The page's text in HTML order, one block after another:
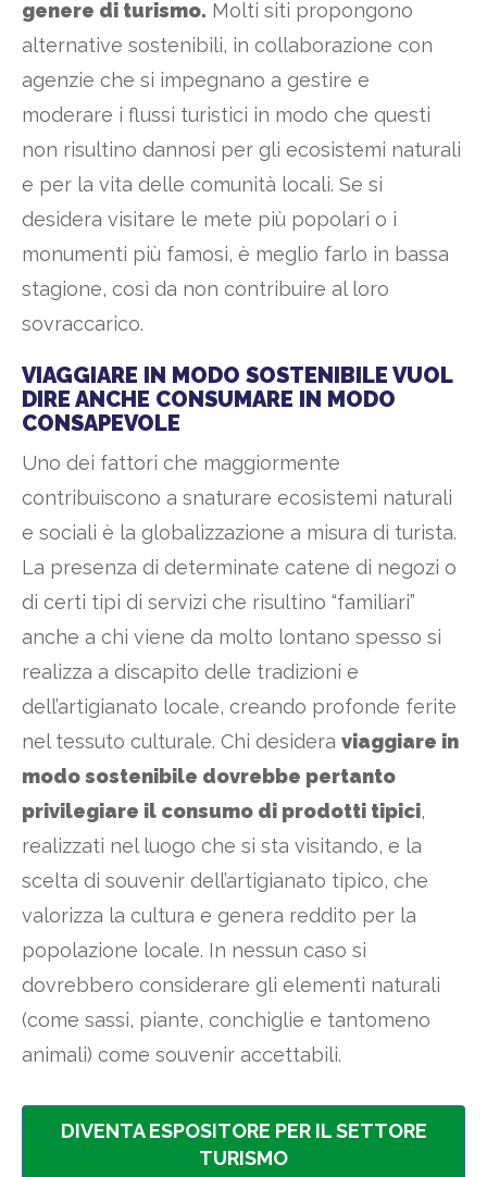
genere di turismo. Molti siti propongono
alternative sostenibili, in collaborazione con
agenzie che si impegnano a gestire e
moderare i flussi turistici in modo che questi
non risultino dannosi per gli ecosistemi naturali
e per la vita delle comunità locali. Se si
desidera visitare le mete più popolari o i
monumenti più famosi, è meglio farlo in bassa
stagione, così da non contribuire al loro
sovraccarico.
VIAGGIARE IN MODO SOSTENIBILE VUOL
DIRE ANCHE CONSUMARE IN MODO
CONSAPEVOLE
Uno dei fattori che maggiormente
contribuiscono a snaturare ecosistemi naturali
e sociali è la globalizzazione a misura di turista.
La presenza di determinate catene di negozi o
di certi tipi di servizi che risultino “familiari”
anche a chi viene da molto lontano spesso si
realizza a discapito delle tradizioni e
dell’artigianato locale, creando profonde ferite
nel tessuto culturale. Chi desidera viaggiare in
modo sostenibile dovrebbe pertanto
privilegiare il consumo di prodotti tipici,
realizzati nel luogo che si sta visitando, e la
scelta di souvenir dell’artigianato tipico, che
valorizza la cultura e genera reddito per la
popolazione locale. In nessun caso si
dovrebbero considerare gli elementi naturali
(come sassi, piante, conchiglie e tantomeno
animali) come souvenir accettabili.
DIVENTA ESPOSITORE PER IL SETTORE
TURISMO